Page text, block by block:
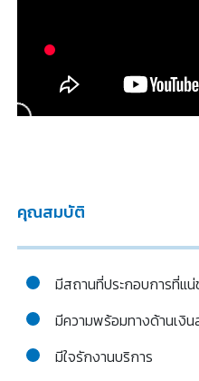
คุณสมบัติ
มีสถานที่ประกอบการที่แ
มีความพร้อมทางด้านเงิ
มีใจรักงานบริการ